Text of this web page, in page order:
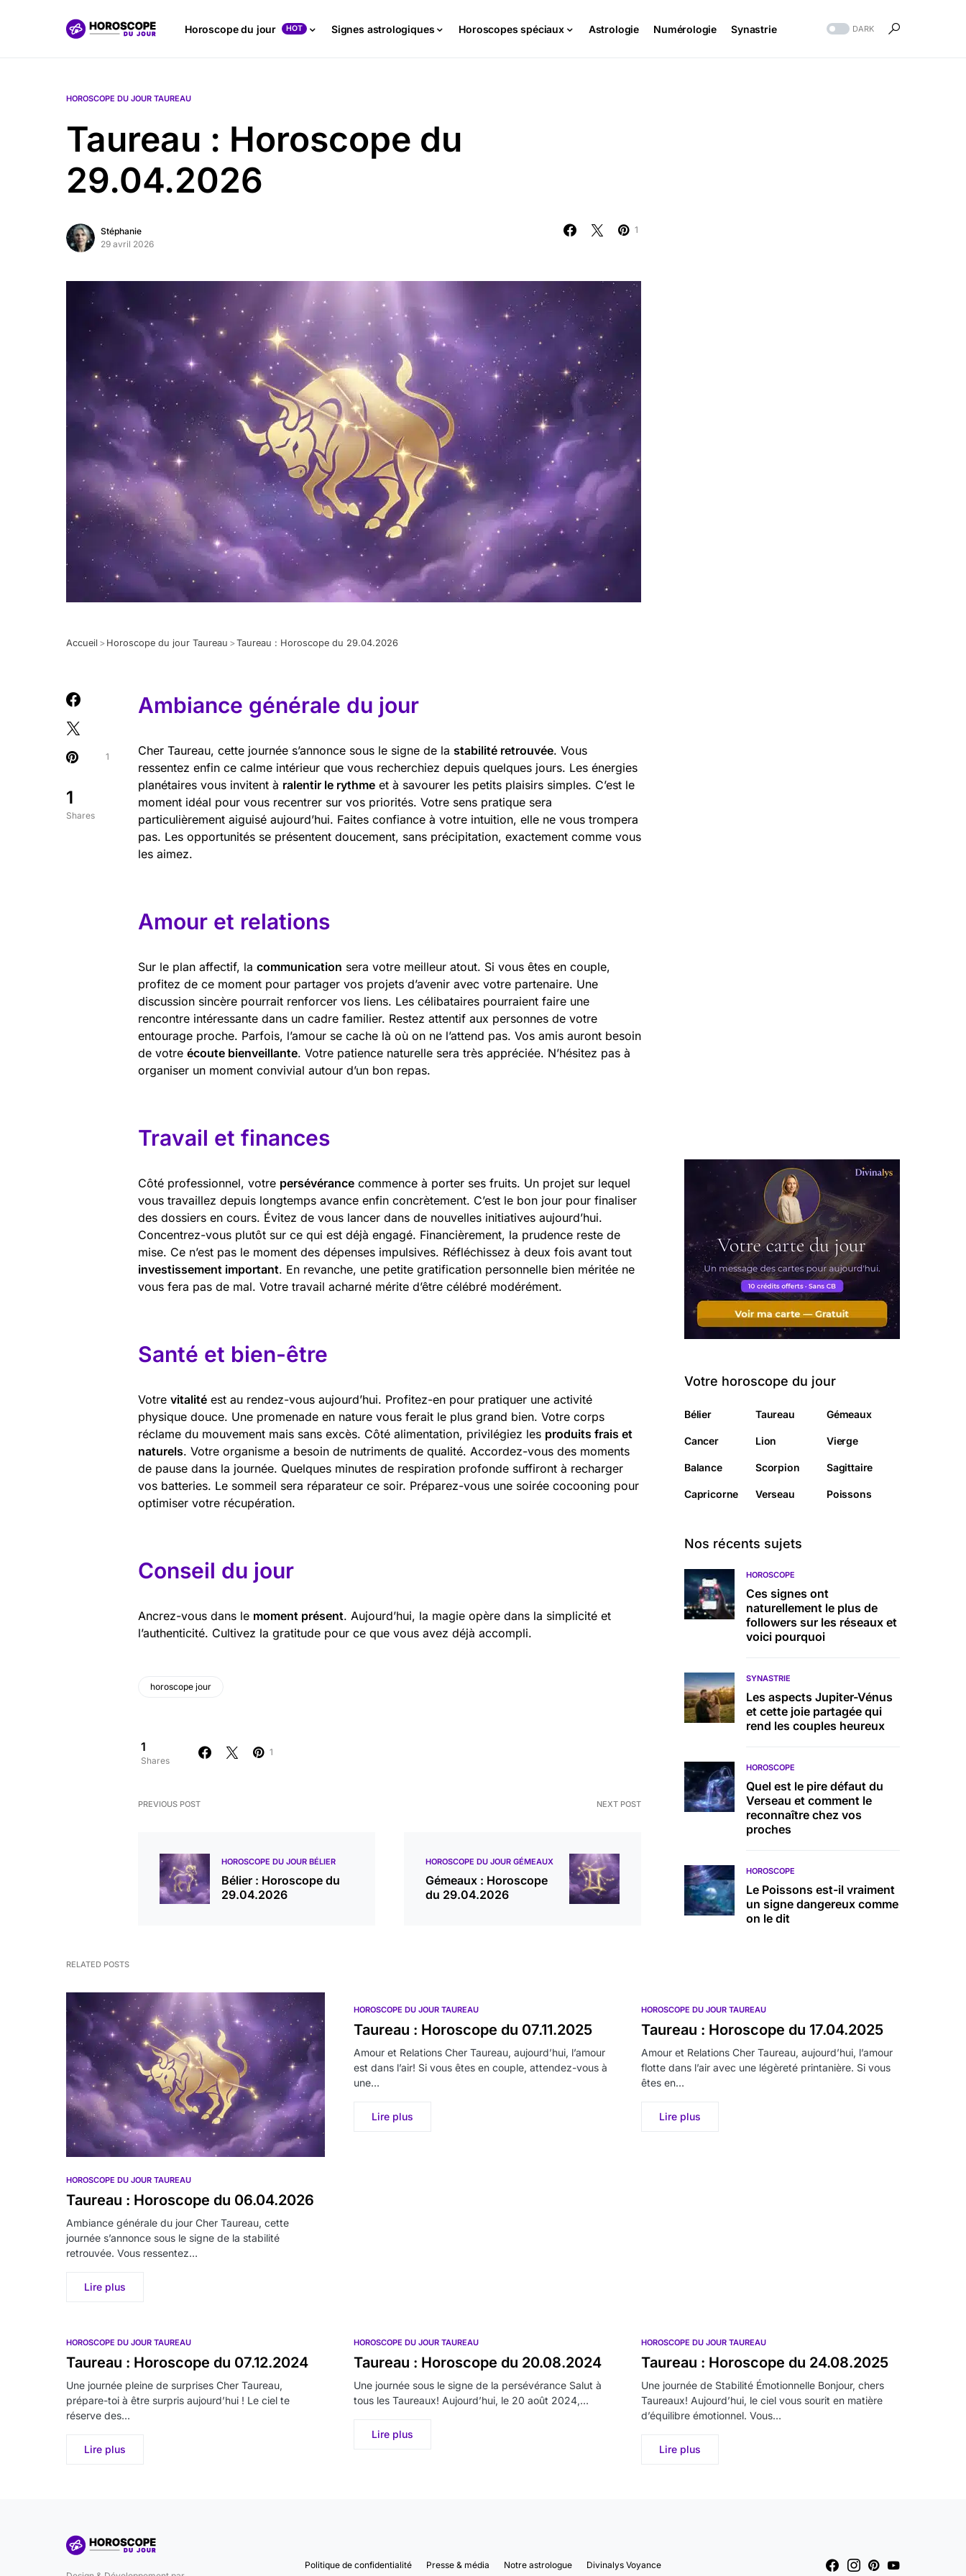
Horoscope du jour HOT Signes astrologiques Horoscopes spéciaux Astrologie Numérologie Synastrie DARK
HOROSCOPE DU JOUR TAUREAU
Taureau : Horoscope du
29.04.2026
Stéphanie
29 avril 2026
1
Accueil > Horoscope du jour Taureau >Taureau : Horoscope du 29.04.2026
1
Shares
1
Ambiance générale du jour
Cher Taureau, cette journée s’annonce sous le signe de la stabilité retrouvée. Vous
ressentez enfin ce calme intérieur que vous recherchiez depuis quelques jours. Les énergies
planétaires vous invitent à ralentir le rythme et à savourer les petits plaisirs simples. C’est le
moment idéal pour vous recentrer sur vos priorités. Votre sens pratique sera
particulièrement aiguisé aujourd’hui. Faites confiance à votre intuition, elle ne vous trompera
pas. Les opportunités se présentent doucement, sans précipitation, exactement comme vous
les aimez.
Amour et relations
Sur le plan affectif, la communication sera votre meilleur atout. Si vous êtes en couple,
profitez de ce moment pour partager vos projets d’avenir avec votre partenaire. Une
discussion sincère pourrait renforcer vos liens. Les célibataires pourraient faire une
rencontre intéressante dans un cadre familier. Restez attentif aux personnes de votre
entourage proche. Parfois, l’amour se cache là où on ne l’attend pas. Vos amis auront besoin
de votre écoute bienveillante. Votre patience naturelle sera très appréciée. N’hésitez pas à
organiser un moment convivial autour d’un bon repas.
Travail et finances
Côté professionnel, votre persévérance commence à porter ses fruits. Un projet sur lequel
vous travaillez depuis longtemps avance enfin concrètement. C’est le bon jour pour finaliser
des dossiers en cours. Évitez de vous lancer dans de nouvelles initiatives aujourd’hui.
Concentrez-vous plutôt sur ce qui est déjà engagé. Financièrement, la prudence reste de
mise. Ce n’est pas le moment des dépenses impulsives. Réfléchissez à deux fois avant tout
investissement important. En revanche, une petite gratification personnelle bien méritée ne
vous fera pas de mal. Votre travail acharné mérite d’être célébré modérément.
Santé et bien-être
Votre vitalité est au rendez-vous aujourd’hui. Profitez-en pour pratiquer une activité
physique douce. Une promenade en nature vous ferait le plus grand bien. Votre corps
réclame du mouvement mais sans excès. Côté alimentation, privilégiez les produits frais et
naturels. Votre organisme a besoin de nutriments de qualité. Accordez-vous des moments
de pause dans la journée. Quelques minutes de respiration profonde suffiront à recharger
vos batteries. Le sommeil sera réparateur ce soir. Préparez-vous une soirée cocooning pour
optimiser votre récupération.
Conseil du jour
Ancrez-vous dans le moment présent. Aujourd’hui, la magie opère dans la simplicité et
l’authenticité. Cultivez la gratitude pour ce que vous avez déjà accompli.
horoscope jour
1
Shares
1
PREVIOUS POST
HOROSCOPE DU JOUR BÉLIER
Bélier : Horoscope du
29.04.2026
NEXT POST
HOROSCOPE DU JOUR GÉMEAUX
Gémeaux : Horoscope
du 29.04.2026
Votre horoscope du jour
Bélier Taureau Gémeaux
Cancer Lion Vierge
Balance Scorpion Sagittaire
Capricorne Verseau Poissons
Nos récents sujets
HOROSCOPE
Ces signes ont
naturellement le plus de
followers sur les réseaux et
voici pourquoi
SYNASTRIE
Les aspects Jupiter-Vénus
et cette joie partagée qui
rend les couples heureux
HOROSCOPE
Quel est le pire défaut du
Verseau et comment le
reconnaître chez vos
proches
HOROSCOPE
Le Poissons est-il vraiment
un signe dangereux comme
on le dit
RELATED POSTS
HOROSCOPE DU JOUR TAUREAU
Taureau : Horoscope du 06.04.2026
Ambiance générale du jour Cher Taureau, cette
journée s’annonce sous le signe de la stabilité
retrouvée. Vous ressentez…
Lire plus
HOROSCOPE DU JOUR TAUREAU
Taureau : Horoscope du 07.11.2025
Amour et Relations Cher Taureau, aujourd’hui, l’amour
est dans l’air! Si vous êtes en couple, attendez-vous à
une…
Lire plus
HOROSCOPE DU JOUR TAUREAU
Taureau : Horoscope du 17.04.2025
Amour et Relations Cher Taureau, aujourd’hui, l’amour
flotte dans l’air avec une légèreté printanière. Si vous
êtes en…
Lire plus
HOROSCOPE DU JOUR TAUREAU
Taureau : Horoscope du 07.12.2024
Une journée pleine de surprises Cher Taureau,
prépare-toi à être surpris aujourd’hui ! Le ciel te
réserve des…
Lire plus
HOROSCOPE DU JOUR TAUREAU
Taureau : Horoscope du 20.08.2024
Une journée sous le signe de la persévérance Salut à
tous les Taureaux! Aujourd’hui, le 20 août 2024,…
Lire plus
HOROSCOPE DU JOUR TAUREAU
Taureau : Horoscope du 24.08.2025
Une journée de Stabilité Émotionnelle Bonjour, chers
Taureaux! Aujourd’hui, le ciel vous sourit en matière
d’équilibre émotionnel. Vous…
Lire plus
Politique de confidentialité Presse & média Notre astrologue Divinalys Voyance